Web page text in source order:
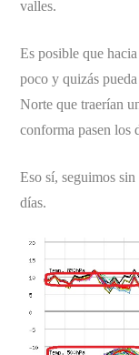
valles.
Es posible que
poco y quizás
Norte que traerían
conforma pasen los
Eso sí, seguimos
días.